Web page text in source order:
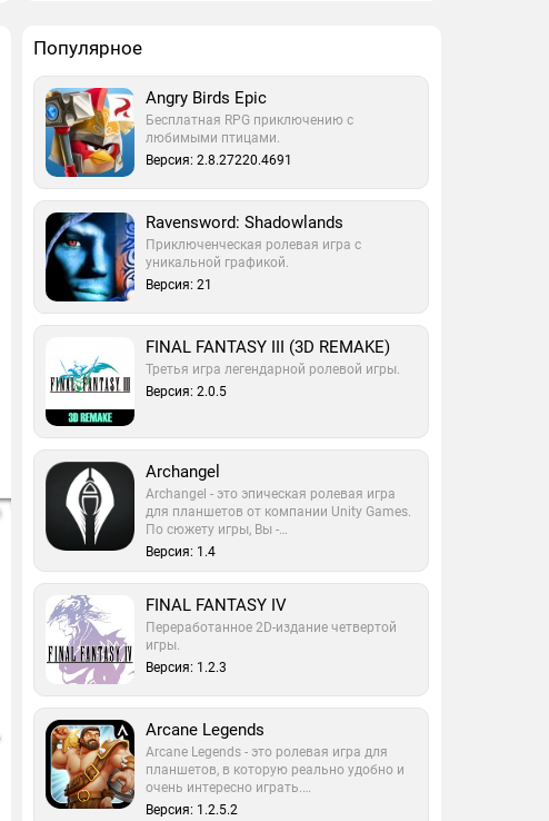
Популярное
Angry Birds Epic
Бесплатная RPG приключению с
любимыми птицами.
Версия: 2.8.27220.4691
Ravensword: Shadowlands
Приключенческая ролевая игра с
уникальной графикой.
Версия: 21
FINAL FANTASY III (3D REMAKE)
Третья игра легендарной ролевой игры.
Версия: 2.0.5
Archangel
Archangel - это эпическая ролевая игра
для планшетов от компании Unity Games.
По сюжету игры, Вы -…
Версия: 1.4
FINAL FANTASY IV
Переработанное 2D-издание четвертой
игры.
Версия: 1.2.3
Arcane Legends
Arcane Legends - это ролевая игра для
планшетов, в которую реально удобно и
очень интересно играть.…
Версия: 1.2.5.2